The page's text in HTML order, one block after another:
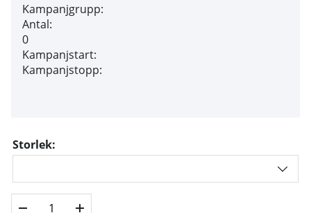
Kampanjgrupp:
Antal:
0
Kampanjstart:
Kampanjstopp:
Storlek: